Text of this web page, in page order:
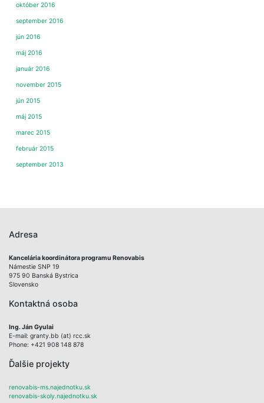
október 2016
september 2016
jún 2016
máj 2016
január 2016
november 2015
jún 2015
máj 2015
marec 2015
február 2015
september 2013
Adresa
Kancelária koordinátora programu Renovabis
Námestie SNP 19
975 90 Banská Bystrica
Slovensko
Kontaktná osoba
Ing. Ján Gyulai
E-mail: granty.bb (at) rcc.sk
Phone: +421 908 148 878
Ďalšie projekty
renovabis-ms.najednotku.sk
renovabis-skoly.najednotku.sk